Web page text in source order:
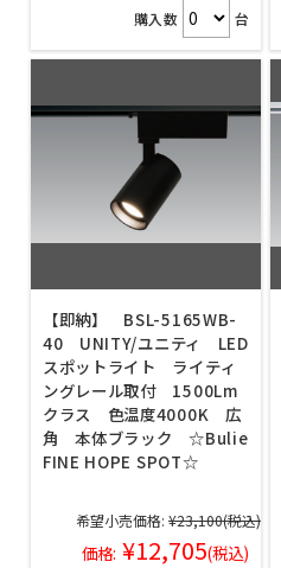
購入数 台
【即納】 BSL-5165WB-
40 UNITY/ユニティ LED
スポットライト ライティ
ングレール取付 1500Lm
クラス 色温度4000K 広
角 本体ブラック ☆Bulie
FINE HOPE SPOT☆
希望小売価格: ¥23,100(税込)
価格: ¥12,705(税込)